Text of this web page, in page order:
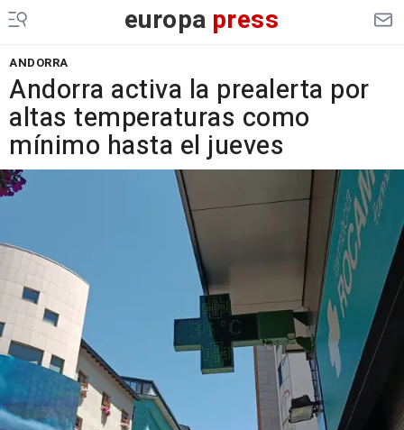
europa press
ANDORRA
Andorra activa la prealerta por
altas temperaturas como
mínimo hasta el jueves